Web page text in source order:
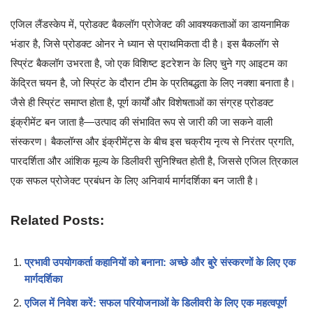
एजिल लैंडस्केप में, प्रोडक्ट बैकलॉग प्रोजेक्ट की आवश्यकताओं का डायनामिक
भंडार है, जिसे प्रोडक्ट ओनर ने ध्यान से प्राथमिकता दी है। इस बैकलॉग से
स्प्रिंट बैकलॉग उभरता है, जो एक विशिष्ट इटरेशन के लिए चुने गए आइटम का
केंद्रित चयन है, जो स्प्रिंट के दौरान टीम के प्रतिबद्धता के लिए नक्शा बनाता है।
जैसे ही स्प्रिंट समाप्त होता है, पूर्ण कार्यों और विशेषताओं का संग्रह प्रोडक्ट
इंक्रीमेंट बन जाता है—उत्पाद की संभावित रूप से जारी की जा सकने वाली
संस्करण। बैकलॉग्स और इंक्रीमेंट्स के बीच इस चक्रीय नृत्य से निरंतर प्रगति,
पारदर्शिता और आंशिक मूल्य के डिलीवरी सुनिश्चित होती है, जिससे एजिल त्रिकाल
एक सफल प्रोजेक्ट प्रबंधन के लिए अनिवार्य मार्गदर्शिका बन जाती है।
Related Posts:
प्रभावी उपयोगकर्ता कहानियों को बनाना: अच्छे और बुरे संस्करणों के लिए एक
मार्गदर्शिका
एजिल में निवेश करें: सफल परियोजनाओं के डिलीवरी के लिए एक महत्वपूर्ण